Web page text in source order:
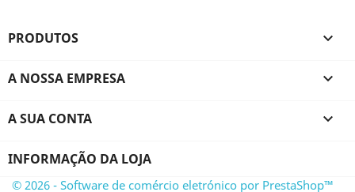
PRODUTOS 
A NOSSA EMPRESA 
A SUA CONTA 
INFORMAÇÃO DA LOJA
© 2026 - Software de comércio eletrónico por PrestaShop™